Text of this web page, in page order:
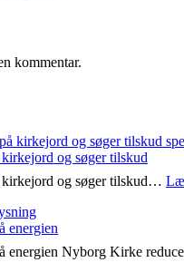
kommentar.
og søger tilskud
kirkejord og søger tilskud…
energien
energien Nyborg Kirke